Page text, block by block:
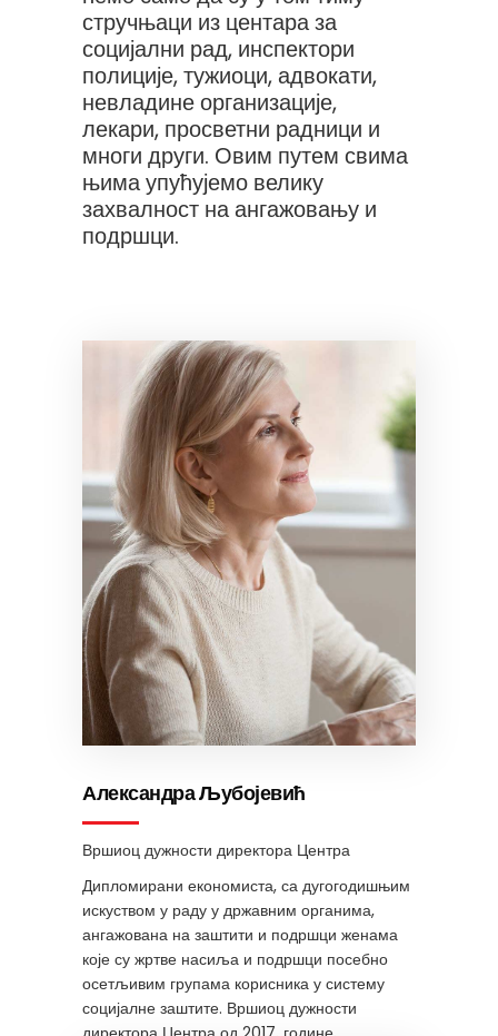
стручњаци из центара за
социјални рад, инспектори
полиције, тужиоци, адвокати,
невладине организације,
лекари, просветни радници и
многи други. Овим путем свима
њима упућујемо велику
захвалност на ангажовању и
подршци.
Александра Љубојевић
Вршиоц дужности директора Центра
Дипломирани економиста, са дугогодишњим
искуством у раду у државним органима,
ангажована на заштити и подршци женама
које су жртве насиља и подршци посебно
осетљивим групама корисника у систему
социјалне заштите. Вршиоц дужности